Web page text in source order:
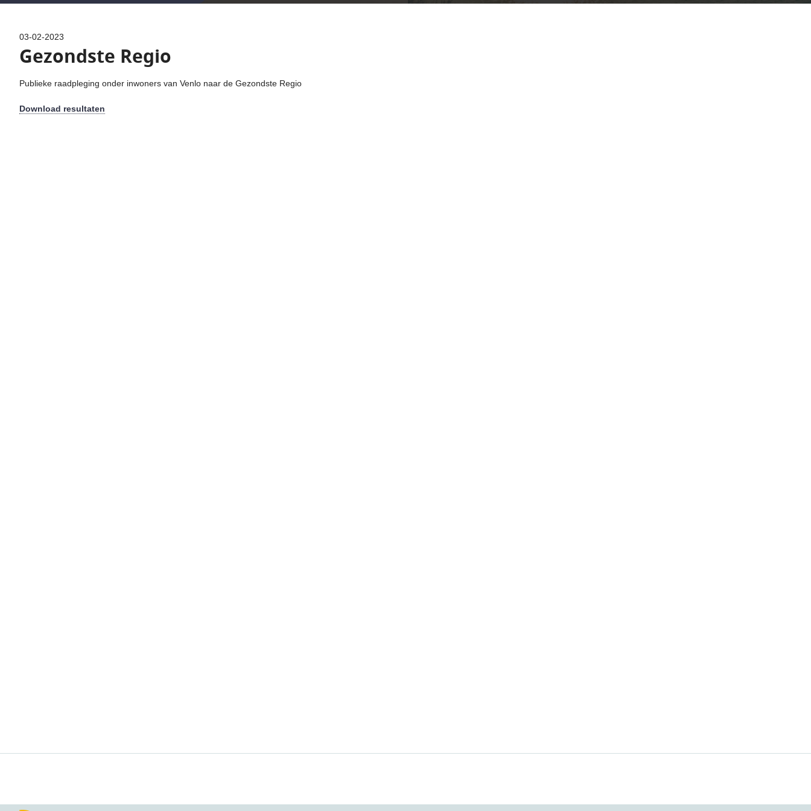
03-02-2023
Gezondste Regio
Publieke raadpleging onder inwoners van Venlo naar de Gezondste Regio
Download resultaten